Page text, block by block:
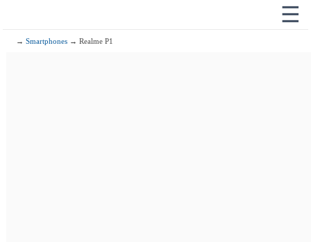
☰
→Smartphones → Realme P1